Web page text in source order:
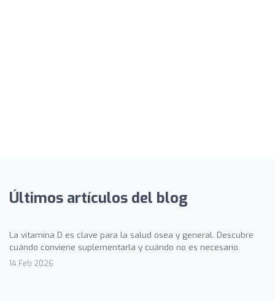
Últimos artículos del blog
La vitamina D es clave para la salud ósea y general. Descubre
cuándo conviene suplementarla y cuándo no es necesario.
14 Feb 2026